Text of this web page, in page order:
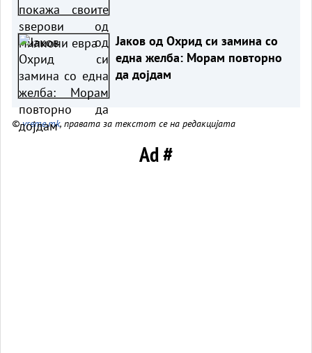
Јаков од Охрид си замина со
една желба: Морам повторно
да дојдам
©vreme.mk, правата за текстот се на редакцијата
Ad #